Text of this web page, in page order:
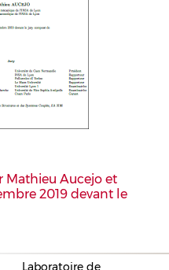
Mathieu Aucejo et
2019 devant le
Laboratoire de